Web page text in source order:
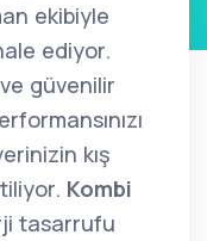
ekibiyle
ediyor.
güvenilir
kış
Kombi
tasarrufu